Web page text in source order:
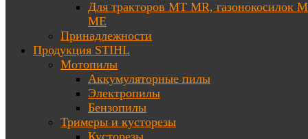
Для тракторов МТ MR, газонокосилок
ME
Принадлежности
Продукция STIHL
Мотопилы
Аккумуляторные пилы
Электропилы
Бензопилы
Тримеры и кусторезы
Кусторезы